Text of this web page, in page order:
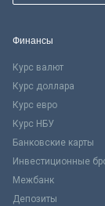
Финансы
Курс валют
Курс доллара
Курс евро
Курс НБУ
Банковские карты
Инвестиционные
Межбанк
Депозиты